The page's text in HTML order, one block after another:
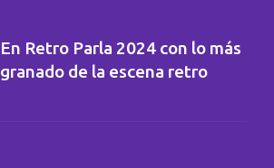
En Retro Parla 2024 con lo más
granado de la escena retro